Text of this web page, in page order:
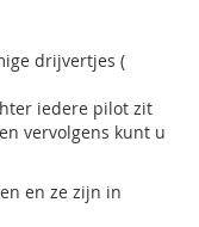
drijvertjes (
iedere pilot zit
vervolgens kunt u
en ze zijn in